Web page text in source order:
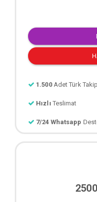
1.500 Adet Türk
Hızlı Teslimat
7/24 Whatsapp
2500